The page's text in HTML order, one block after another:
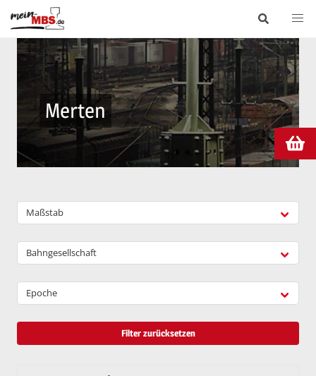
Merten
Maßstab
Bahngesellschaft
Epoche
Filter zurücksetzen